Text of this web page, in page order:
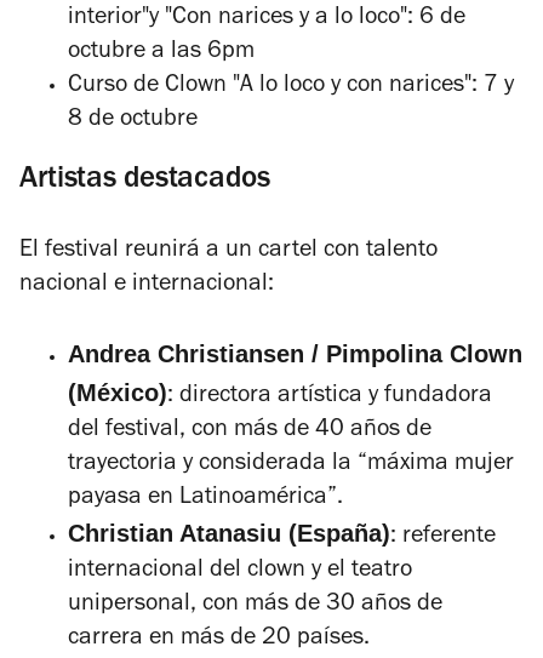
interior"y "Con narices y a lo loco": 6 de
octubre a las 6pm
Curso de Clown "A lo loco y con narices": 7 y
8 de octubre
Artistas destacados
El festival reunirá a un cartel con talento
nacional e internacional:
Andrea Christiansen / Pimpolina Clown
(México): directora artística y fundadora
del festival, con más de 40 años de
trayectoria y considerada la “máxima mujer
payasa en Latinoamérica”.
Christian Atanasiu (España): referente
internacional del clown y el teatro
unipersonal, con más de 30 años de
carrera en más de 20 países.